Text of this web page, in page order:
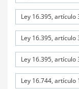
Ley 16.395, artículo
Ley 16.395, artículo
Ley 16.395, artículo
Ley 16.744, artículo